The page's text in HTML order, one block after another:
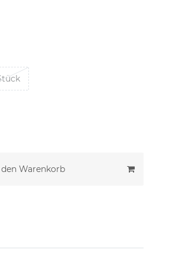
den Warenkorb